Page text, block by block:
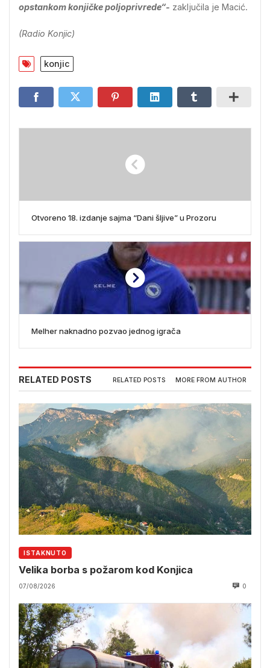
opstankom konjičke poljoprivrede“- zaključila je Macić.
(Radio Konjic)
konjic
Otvoreno 18. izdanje sajma “Dani šljive” u Prozoru
Melher naknadno pozvao jednog igrača
RELATED POSTS RELATED POSTS MORE FROM AUTHOR
ISTAKNUTO
Velika borba s požarom kod Konjica
07/08/2026 0